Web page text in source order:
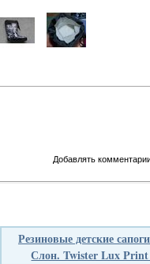
Добавлять
Резиновые детские
Слон. Twister Lux